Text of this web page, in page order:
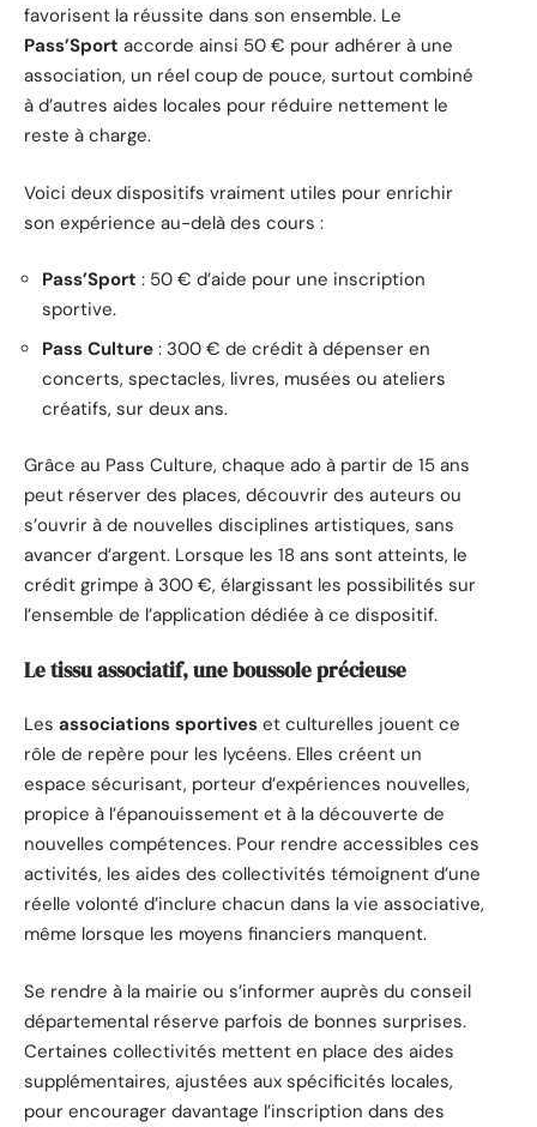
favorisent la réussite dans son ensemble. Le
Pass’Sport accorde ainsi 50 € pour adhérer à une
association, un réel coup de pouce, surtout combiné
à d’autres aides locales pour réduire nettement le
reste à charge.
Voici deux dispositifs vraiment utiles pour enrichir
son expérience au-delà des cours :
Pass’Sport : 50 € d’aide pour une inscription
sportive.
Pass Culture : 300 € de crédit à dépenser en
concerts, spectacles, livres, musées ou ateliers
créatifs, sur deux ans.
Grâce au Pass Culture, chaque ado à partir de 15 ans
peut réserver des places, découvrir des auteurs ou
s’ouvrir à de nouvelles disciplines artistiques, sans
avancer d’argent. Lorsque les 18 ans sont atteints, le
crédit grimpe à 300 €, élargissant les possibilités sur
l’ensemble de l’application dédiée à ce dispositif.
Le tissu associatif, une boussole précieuse
Les associations sportives et culturelles jouent ce
rôle de repère pour les lycéens. Elles créent un
espace sécurisant, porteur d’expériences nouvelles,
propice à l’épanouissement et à la découverte de
nouvelles compétences. Pour rendre accessibles ces
activités, les aides des collectivités témoignent d’une
réelle volonté d’inclure chacun dans la vie associative,
même lorsque les moyens financiers manquent.
Se rendre à la mairie ou s’informer auprès du conseil
départemental réserve parfois de bonnes surprises.
Certaines collectivités mettent en place des aides
supplémentaires, ajustées aux spécificités locales,
pour encourager davantage l’inscription dans des